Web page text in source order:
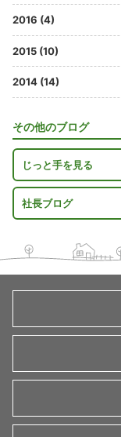
2016 (4)
2015 (10)
2014 (14)
その他のブログ
じっと手を見る
社長ブログ